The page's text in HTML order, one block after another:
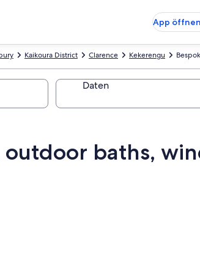
App öffnen
Kekerengu
Clarence
Kaikoura District
Daten
outdoor baths,